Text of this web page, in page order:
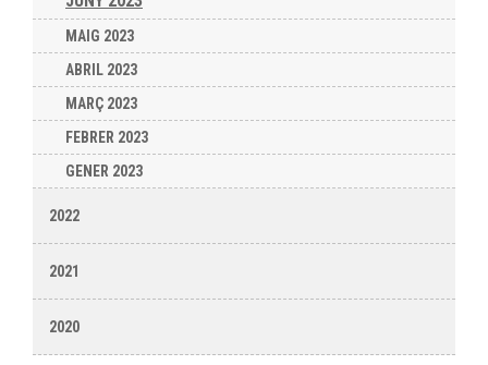
MAIG 2023
ABRIL 2023
MARÇ 2023
FEBRER 2023
GENER 2023
2022
2021
2020